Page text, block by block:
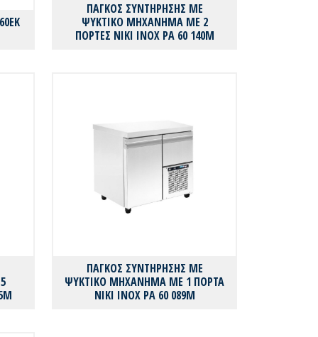
ΠΑΓΚΟΣ ΣΥΝΤΗΡΗΣΗΣ ΜΕ
ΨΥΚΤΙΚΟ ΜΗΧΑΝΗΜΑ ME 2
ΠΟΡΤΕΣ ΝΙΚΙ ΙΝΟΧ PA 60 140M
ΠΑΓΚΟΣ ΣΥΝΤΗΡΗΣΗΣ ΜΕ
ΨΥΚΤΙΚΟ ΜΗΧΑΝΗΜΑ ΜΕ 1 ΠΟΡΤΑ
NIKI INOX PA 60 089M